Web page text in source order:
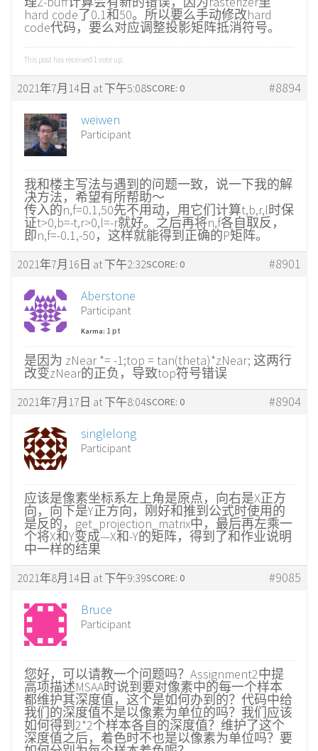
hard code了0.1和50。所以要么手动修改hard
code代码，要么对应调整投影矩阵抵消符号。
This post has received 1 vote up.
2021年7月14日 at 下午5:08 #8894
SCORE: 0
weiwen
Participant
我和楼主写法与遇到的问题一致，说一下我的解
决方法，希望有所帮助～
传入的n,f=0.1,50先不用动，用它们计算t,b,r,l时保
证t>0,b=-t,r>0,l=-r就好。之后再将n,f各自取反，
即n,f=-0.1,-50，这样就能得到正确的P矩阵。
2021年7月16日 at 下午2:32 #8901
SCORE: 0
Aberstone
Participant
Karma: 1 pt
是因为 zNear *= -1;top = tan(theta)*zNear; 这两行
改变zNear的正负，导致top符号错误
2021年7月17日 at 下午8:04 #8904
SCORE: 0
singlelong
Participant
应该是像素坐标系左上角是原点，向右是X正方
向，向下是Y正方向，刚好和推到公式时使用的
是反的，get_projection_matrix中，最后再左乘一
个将X和Y变成—X和-Y的矩阵，得到了和作业说明
中一样的结果
2021年8月14日 at 下午9:39 #9085
SCORE: 0
Bruce
Participant
您好，可以请教一个问题吗？Assignment2中提
高项描述MSAA时说到要对像素中的每一个样本
都维护其深度值，这个是如何办到的？代码中给
我们的深度值不是以像素为单位的吗？我们应该
如何得到2*2个样本各自的深度值？维护了这个
深度值之后，着色时不也是以像素为单位吗？要